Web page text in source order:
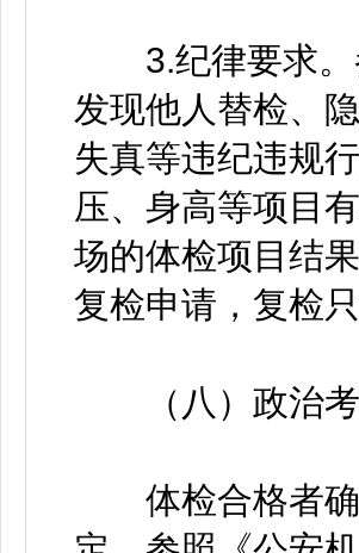
3.纪律要求。
发现他人替检、
失真等违纪违规
压、身高等项目
场的体检项目结
复检申请，复检
（八）政治
体检合格者确